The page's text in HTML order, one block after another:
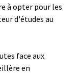
à opter pour les
d'études au
face aux
en